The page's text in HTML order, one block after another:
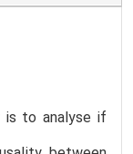
is to analyse if